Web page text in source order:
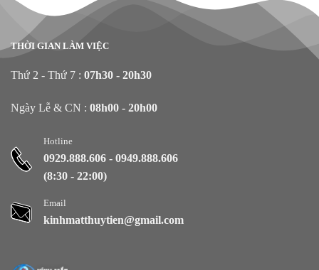
THỜI GIAN LÀM VIỆC
Thứ 2 - Thứ 7 : 07h30 - 20h30
Ngày Lễ & CN : 08h00 - 20h00
Hotline
0929.888.606 - 0949.888.606
(8:30 - 22:00)
Email
kinhmatthuytien@gmail.com